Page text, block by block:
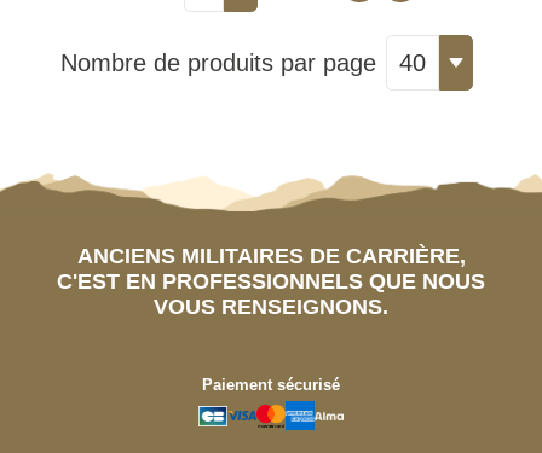
Nombre de produits par page 40
ANCIENS MILITAIRES DE CARRIÈRE,
C'EST EN PROFESSIONNELS QUE NOUS
VOUS RENSEIGNONS.
Paiement sécurisé